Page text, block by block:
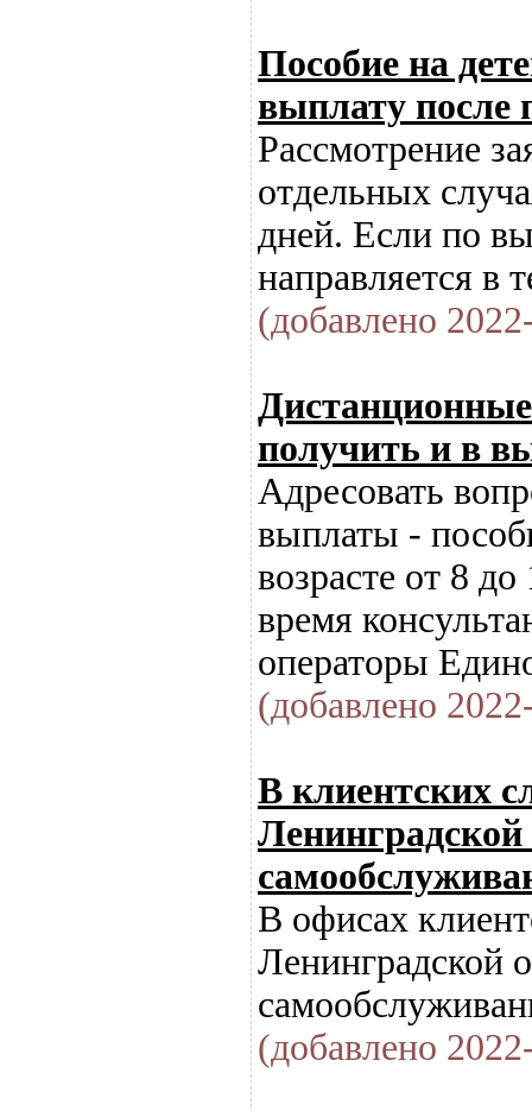
Пособие на
выплату после
Рассмотрение
отдельных
дней. Если по
направляется в
(добавлено
получить и в
Адресовать
выплаты -
возрасте от 8
время
операторы
(добавлено
В клиентских
В офисах
Ленинградской
(добавлено